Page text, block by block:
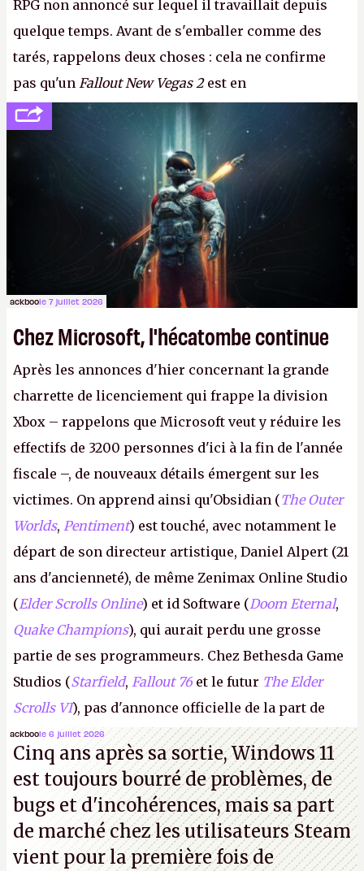
RPG non annoncé sur lequel il travaillait depuis
quelque temps. Avant de s'emballer comme des
tarés, rappelons deux choses : cela ne confirme
pas qu'un Fallout New Vegas 2est en
développement (pour ce que l'on sait, ils bossent
peut-être sur
Fallout Football ou
Fallout vs. Les
Lapins Crétins) et l'Obsidian d'aujourd'hui n'est plus
le même studio qu'il y a 15 ans. Mais bon, OK, on
peut commencer à fantasmer.A.
ackboole 7 juillet 2026
Chez Microsoft, l'hécatombe continue
Après les annonces d'hier concernant la grande
charrette de licenciement qui frappe la division
Xbox – rappelons que Microsoft veut y réduire les
effectifs de 3200 personnes d'ici à la fin de l'année
fiscale –, de nouveaux détails émergent sur les
victimes. On apprend ainsi qu'Obsidian (The Outer
Worlds, Pentiment) est touché, avec notamment le
départ de son directeur artistique, Daniel Alpert (21
ans d'ancienneté), de même Zenimax Online Studio
(Elder Scrolls Online) et id Software (Doom Eternal,
Quake Champions), qui aurait perdu une grosse
partie de ses programmeurs. Chez Bethesda Game
Studios (Starfield, Fallout 76 et le futur The Elder
Scrolls VI), pas d'annonce officielle de la part de
Microsoft, mais le syndicat des employés confirme
de nombreux licenciements.A.
ackboole 6 juillet 2026
Cinq ans après sa sortie, Windows 11
est toujours bourré de problèmes, de
bugs et d'incohérences, mais sa part
de marché chez les utilisateurs Steam
vient pour la première fois de